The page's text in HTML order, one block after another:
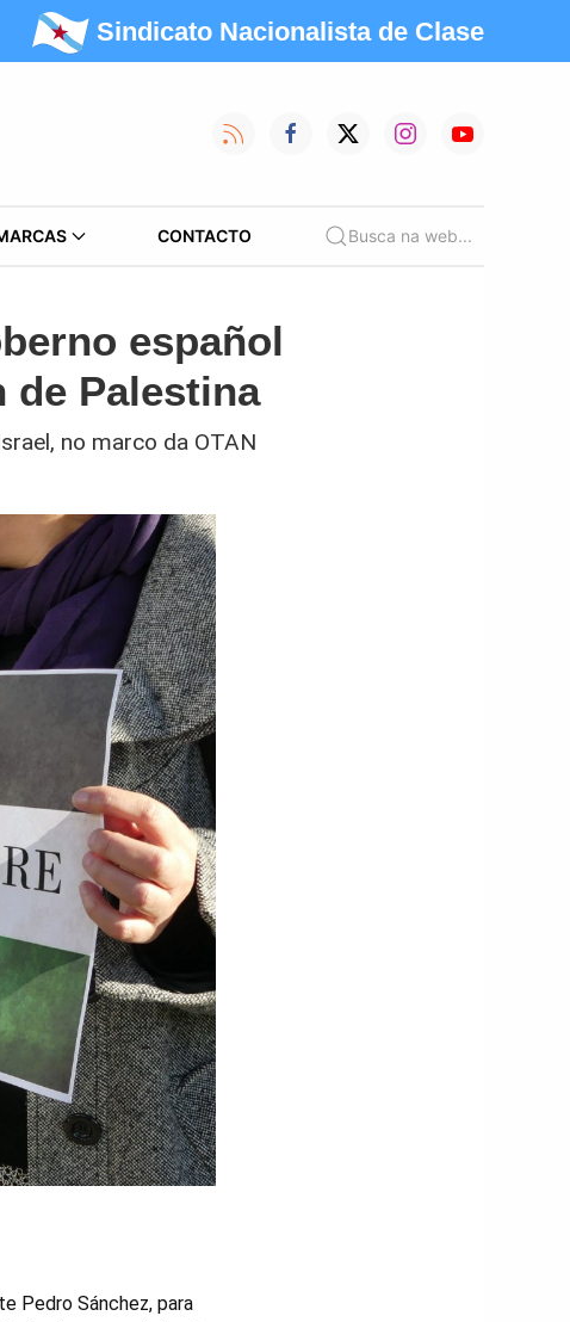
Sindicato Nacionalista de Clase
CONTACTO Busca na web...
español
de Palestina
no marco da OTAN
Pedro Sánchez, para